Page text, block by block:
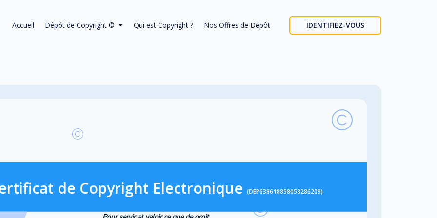
Accueil Dépôt de Copyright © Qui est Copyright ? Nos Offres de Dépôt IDENTIFIEZ-VOUS
de Copyright Electronique (DEP638618858058286209)